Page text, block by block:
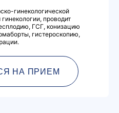
гинекологической
проводит
ГСГ, конизацию
гистероскопию,
НА ПРИЕМ